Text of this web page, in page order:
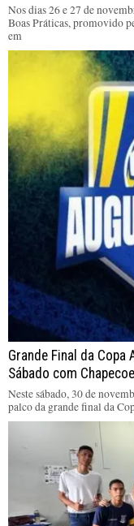
Nos dias 26 e 27 de
Boas Práticas, promovido
em
Grande Final da
Sábado com
Neste sábado, 30 de
palco da grande final da